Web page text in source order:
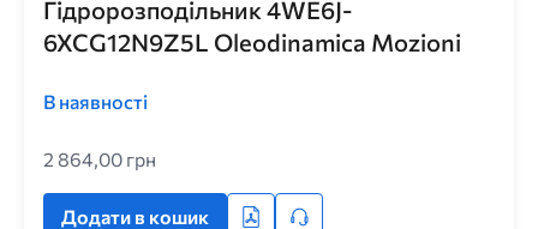
Гідророзподільник 4WE6J-
6XCG12N9Z5L Oleodinamica Mozioni
В наявності
2 864,00 грн
Додати в кошик